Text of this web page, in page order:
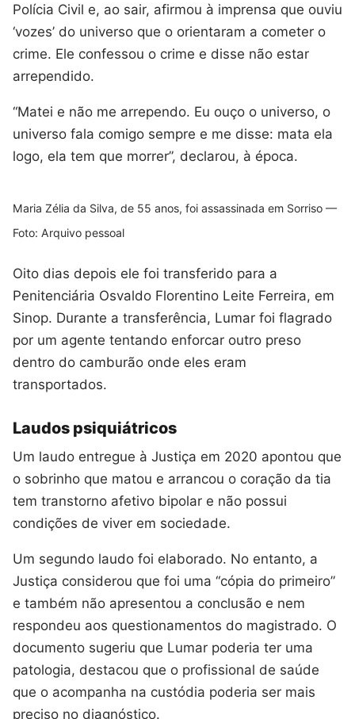
Polícia Civil e, ao sair, afirmou à imprensa que ouviu
‘vozes’ do universo que o orientaram a cometer o
crime. Ele confessou o crime e disse não estar
arrependido.
“Matei e não me arrependo. Eu ouço o universo, o
universo fala comigo sempre e me disse: mata ela
logo, ela tem que morrer”, declarou, à época.
Maria Zélia da Silva, de 55 anos, foi assassinada em Sorriso —
Foto: Arquivo pessoal
Oito dias depois ele foi transferido para a
Penitenciária Osvaldo Florentino Leite Ferreira, em
Sinop. Durante a transferência, Lumar foi flagrado
por um agente tentando enforcar outro preso
dentro do camburão onde eles eram
transportados.
Laudos psiquiátricos
Um laudo entregue à Justiça em 2020 apontou que
o sobrinho que matou e arrancou o coração da tia
tem transtorno afetivo bipolar e não possui
condições de viver em sociedade.
Um segundo laudo foi elaborado. No entanto, a
Justiça considerou que foi uma “cópia do primeiro”
e também não apresentou a conclusão e nem
respondeu aos questionamentos do magistrado. O
documento sugeriu que Lumar poderia ter uma
patologia, destacou que o profissional de saúde
que o acompanha na custódia poderia ser mais
preciso no diagnóstico.